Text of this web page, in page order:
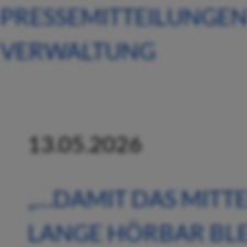
VERWALTUNG
13.05.2026
„…DAMIT DAS
LANGE HÖRBAR